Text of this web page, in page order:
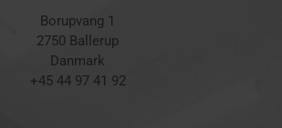
Borupvang 1
2750 Ballerup
Danmark
+45 44 97 41 92